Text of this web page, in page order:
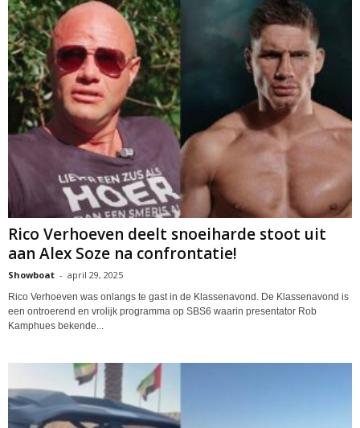
Rico Verhoeven deelt snoeiharde stoot uit
aan Alex Soze na confrontatie!
Showboat - april 29, 2025
Rico Verhoeven was onlangs te gast in de Klassenavond. De Klassenavond is
een ontroerend en vrolijk programma op SBS6 waarin presentator Rob
Kamphues bekende...